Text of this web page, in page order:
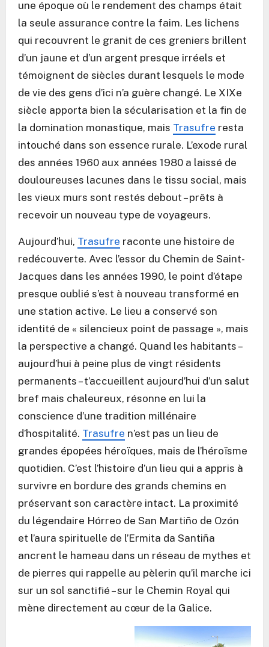
une époque où le rendement des champs était
la seule assurance contre la faim. Les lichens
qui recouvrent le granit de ces greniers brillent
d’un jaune et d’un argent presque irréels et
témoignent de siècles durant lesquels le mode
de vie des gens d’ici n’a guère changé. Le XIXe
siècle apporta bien la sécularisation et la fin de
la domination monastique, mais Trasufre resta
intouché dans son essence rurale. L’exode rural
des années 1960 aux années 1980 a laissé de
douloureuses lacunes dans le tissu social, mais
les vieux murs sont restés debout – prêts à
recevoir un nouveau type de voyageurs.
Aujourd’hui, Trasufre raconte une histoire de
redécouverte. Avec l’essor du Chemin de Saint-
Jacques dans les années 1990, le point d’étape
presque oublié s’est à nouveau transformé en
une station active. Le lieu a conservé son
identité de « silencieux point de passage », mais
la perspective a changé. Quand les habitants –
aujourd’hui à peine plus de vingt résidents
permanents – t’accueillent aujourd’hui d’un salut
bref mais chaleureux, résonne en lui la
conscience d’une tradition millénaire
d’hospitalité. Trasufre n’est pas un lieu de
grandes épopées héroïques, mais de l’héroïsme
quotidien. C’est l’histoire d’un lieu qui a appris à
survivre en bordure des grands chemins en
préservant son caractère intact. La proximité
du légendaire Hórreo de San Martiño de Ozón
et l’aura spirituelle de l’Ermita da Santiña
ancrent le hameau dans un réseau de mythes et
de pierres qui rappelle au pèlerin qu’il marche ici
sur un sol sanctifié – sur le Chemin Royal qui
mène directement au cœur de la Galice.